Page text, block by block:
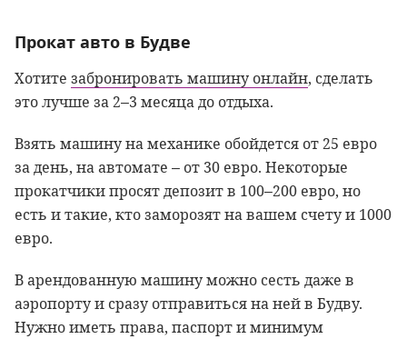
Прокат авто в Будве
Хотите забронировать машину онлайн, сделать
это лучше за 2–3 месяца до отдыха.
Взять машину на механике обойдется от 25 евро
за день, на автомате – от 30 евро. Некоторые
прокатчики просят депозит в 100–200 евро, но
есть и такие, кто заморозят на вашем счету и 1000
евро.
В арендованную машину можно сесть даже в
аэропорту и сразу отправиться на ней в Будву.
Нужно иметь права, паспорт и минимум